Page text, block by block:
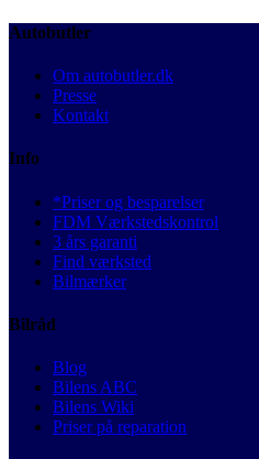
Autobutler
Om autobutler.dk
Presse
Kontakt
Info
*Priser og besparelser
FDM Værkstedskontrol
3 års garanti
Find værksted
Bilmærker
Bilråd
Blog
Bilens ABC
Bilens Wiki
Priser på reparation